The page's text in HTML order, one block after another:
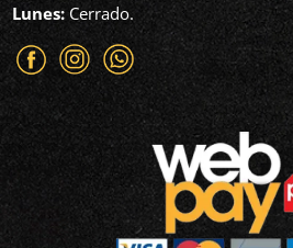
Lunes: Cerrado.